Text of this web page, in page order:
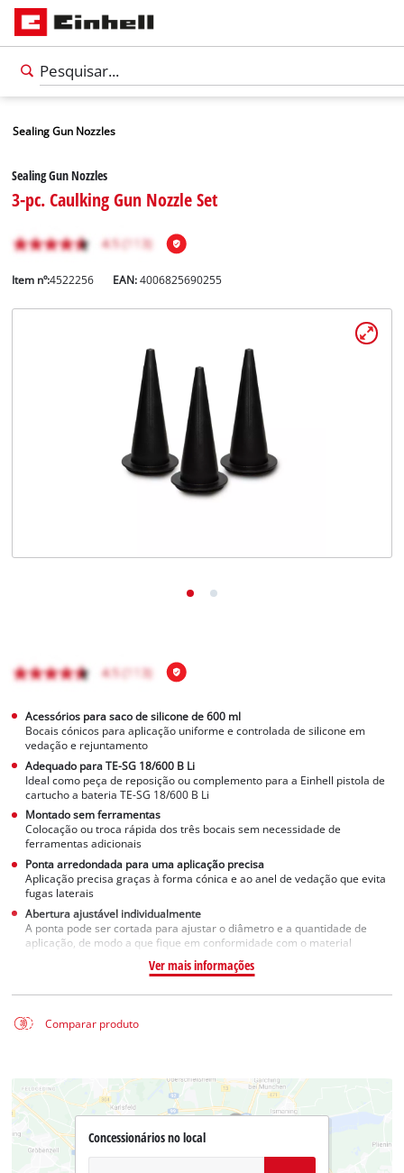
Sealing Gun Nozzles
Sealing Gun Nozzles
3-pc. Caulking Gun Nozzle Set
Item nº:4522256 EAN:4006825690255
Acessórios para saco de silicone de 600 ml
Bocais cónicos para aplicação uniforme e controlada de silicone em
vedação e rejuntamento
Adequado para TE-SG 18/600 B Li
Ideal como peça de reposição ou complemento para a Einhell pistola de
cartucho a bateria TE-SG 18/600 B Li
Montado sem ferramentas
Colocação ou troca rápida dos três bocais sem necessidade de
ferramentas adicionais
Ponta arredondada para uma aplicação precisa
Aplicação precisa graças à forma cónica e ao anel de vedação que evita
fugas laterais
Abertura ajustável individualmente
A ponta pode ser cortada para ajustar o diâmetro e a quantidade de
aplicação, de modo a que fique em conformidade com o material
Ver mais informações
Comparar produto
Concessionários no local